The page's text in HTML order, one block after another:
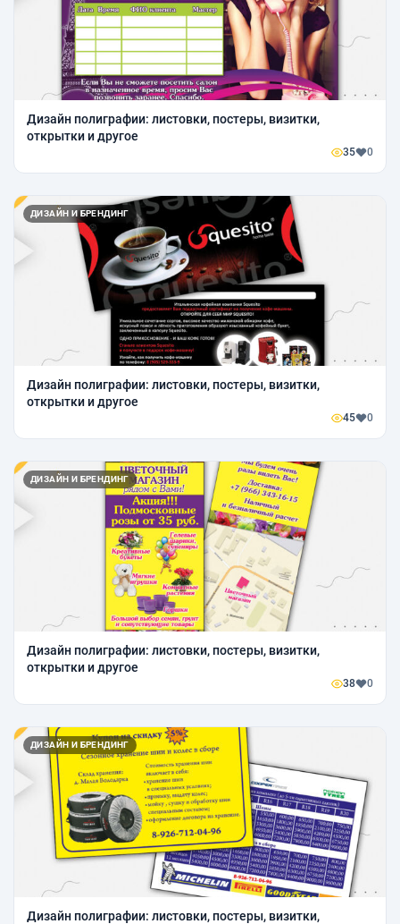
Дизайн полиграфии: листовки, постеры, визитки,
открытки и другое
35 0
ДИЗАЙН И БРЕНДИНГ
Дизайн полиграфии: листовки, постеры, визитки,
открытки и другое
45 0
ДИЗАЙН И БРЕНДИНГ
Дизайн полиграфии: листовки, постеры, визитки,
открытки и другое
38 0
ДИЗАЙН И БРЕНДИНГ
Дизайн полиграфии: листовки, постеры, визитки,